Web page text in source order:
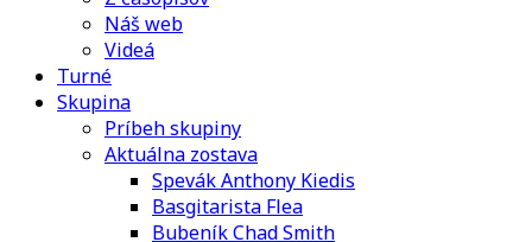
Náš web
Videá
Turné
Skupina
Príbeh skupiny
Aktuálna zostava
Spevák Anthony Kiedis
Basgitarista Flea
Bubeník Chad Smith